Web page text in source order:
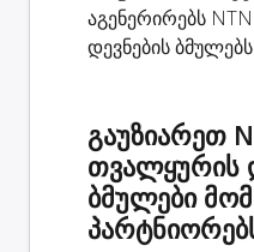
აგენერირებს
დევნების ბმულებს.
გაუზიარეთ
თვალყურის
ბმულები